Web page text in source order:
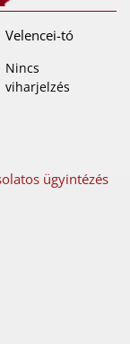
Velencei-tó
Nincs
viharjelzés
ügyintézés